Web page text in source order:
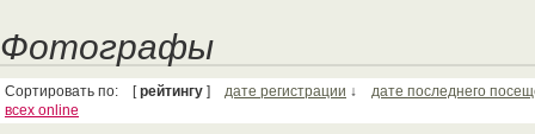
Фотографы
Сортировать по: [рейтингу ] дате регистрации ↓ дате последнего
всех online